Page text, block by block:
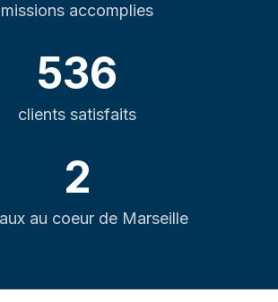
missions accomplies
536
clients satisfaits
2
au coeur de Marseille